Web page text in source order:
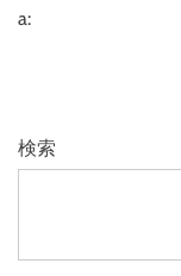
a:
検索